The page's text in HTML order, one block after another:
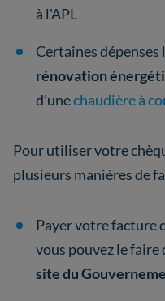
à l'APL
Certaines dépenses
rénovation
d’unechaudière à
Pour utiliser votre
plusieurs manières de
Payer votre facture
vous pouvez le
site du